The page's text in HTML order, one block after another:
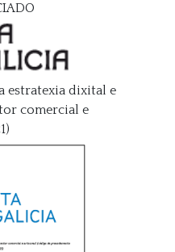
estratexia dixital e
comercial e